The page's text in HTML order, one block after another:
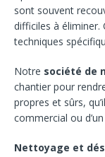
sont souvent
difficiles à éliminer.
techniques
Notre société de
chantier pour
propres et sûrs,
commercial ou
Nettoyage et